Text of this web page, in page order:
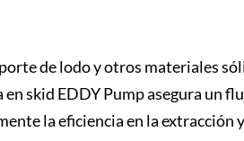
de lodo y otros materiales
skid EDDY Pump asegura un
la eficiencia en la extracción y